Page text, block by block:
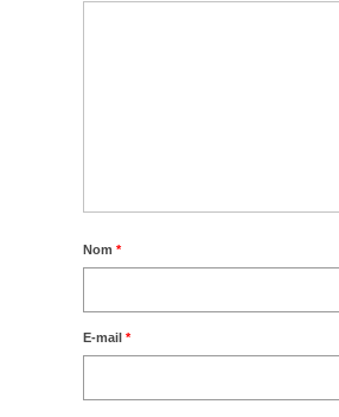
Nom *
E-mail *